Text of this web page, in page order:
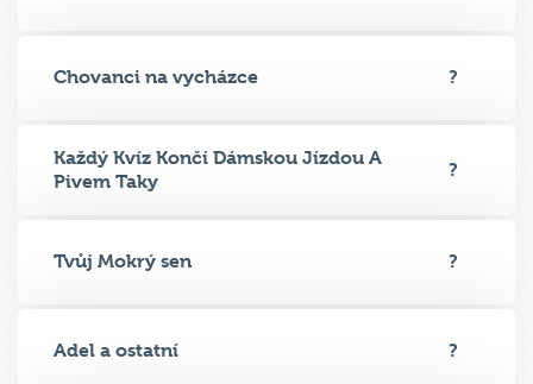
Chovanci na vycházce ?
Každý Kvíz Končí Dámskou Jízdou A
Pivem Taky
?
Tvůj Mokrý sen ?
Adel a ostatní ?